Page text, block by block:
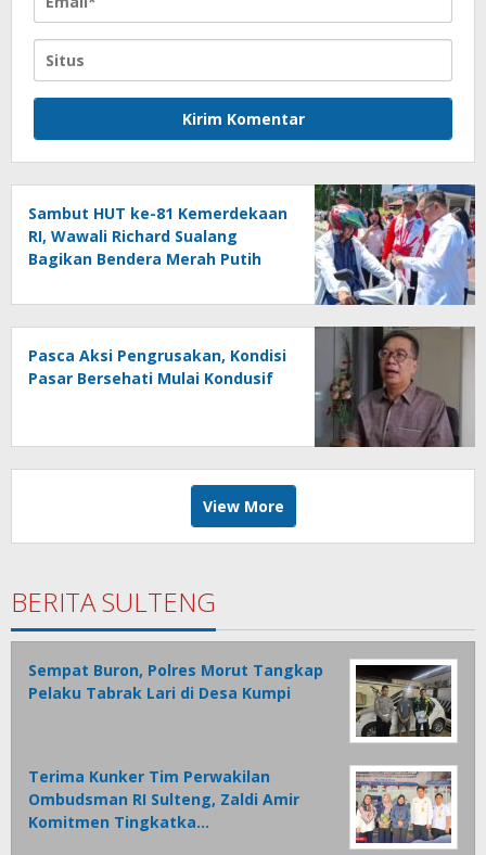
Sambut HUT ke-81 Kemerdekaan
RI, Wawali Richard Sualang
Bagikan Bendera Merah Putih
Pasca Aksi Pengrusakan, Kondisi
Pasar Bersehati Mulai Kondusif
View More
BERITA SULTENG
Sempat Buron, Polres Morut Tangkap
Pelaku Tabrak Lari di Desa Kumpi
Terima Kunker Tim Perwakilan
Ombudsman RI Sulteng, Zaldi Amir
Komitmen Tingkatka…